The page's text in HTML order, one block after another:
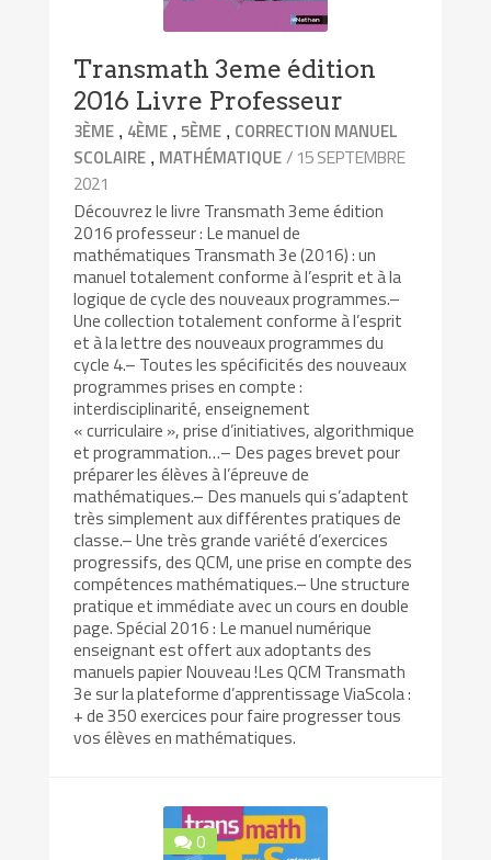
Transmath 3eme édition
2016 Livre Professeur
3ÈME , 4ÈME ,5ÈME , CORRECTION MANUEL
SCOLAIRE , MATHÉMATIQUE/ 15 SEPTEMBRE
2021
Découvrez le livre Transmath 3eme édition
2016 professeur : Le manuel de
mathématiques Transmath 3e (2016) : un
manuel totalement conforme à l’esprit et à la
logique de cycle des nouveaux programmes.–
Une collection totalement conforme à l’esprit
et à la lettre des nouveaux programmes du
cycle 4.– Toutes les spécificités des nouveaux
programmes prises en compte :
interdisciplinarité, enseignement
« curriculaire », prise d’initiatives, algorithmique
et programmation…– Des pages brevet pour
préparer les élèves à l’épreuve de
mathématiques.– Des manuels qui s’adaptent
très simplement aux différentes pratiques de
classe.– Une très grande variété d’exercices
progressifs, des QCM, une prise en compte des
compétences mathématiques.– Une structure
pratique et immédiate avec un cours en double
page. Spécial 2016 : Le manuel numérique
enseignant est offert aux adoptants des
manuels papier Nouveau !Les QCM Transmath
3e sur la plateforme d’apprentissage ViaScola :
+ de 350 exercices pour faire progresser tous
vos élèves en mathématiques.
0